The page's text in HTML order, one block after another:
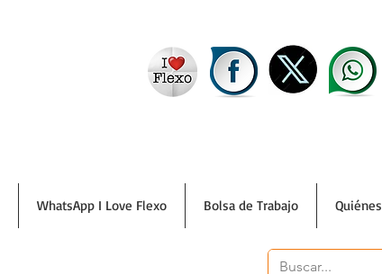
WhatsApp I Love Flexo Bolsa de Trabajo